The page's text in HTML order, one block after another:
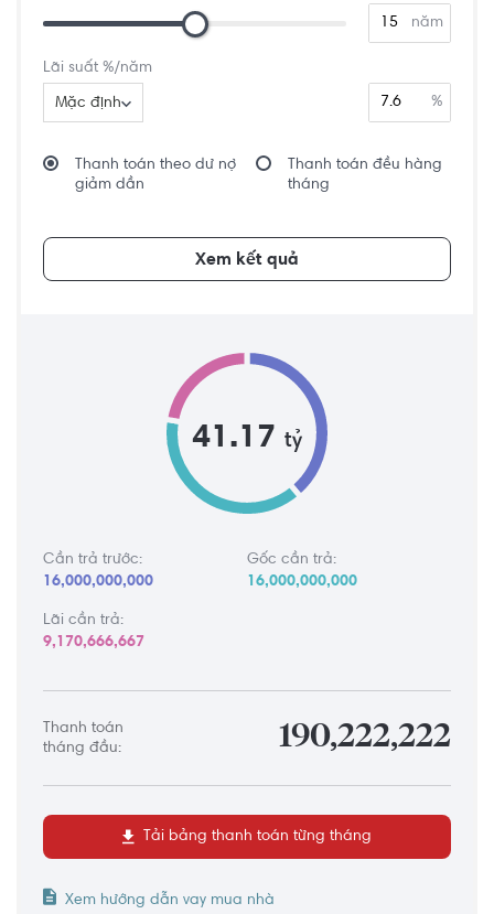
năm
Lãi suất %/năm
Mặc định %
Thanh toán theo dư nợ
giảm dần
Thanh toán đều hàng
tháng
Xem kết quả
41.17 tỷ
Cần trả trước:
16,000,000,000
Gốc cần trả:
16,000,000,000
Lãi cần trả:
9,170,666,667
Thanh toán
tháng đầu:
190,222,222
Tải bảng thanh toán từng tháng
Xem hướng dẫn vay mua nhà